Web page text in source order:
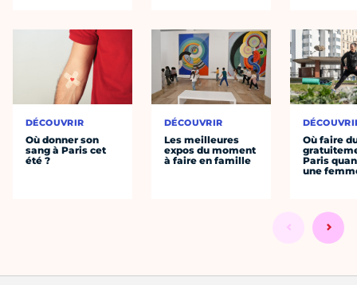
DÉCOUVRIR
Où donner son
sang à Paris cet
été ?
DÉCOUVRIR
Les meilleures
expos du moment
à faire en famille
Où faire
Paris
une